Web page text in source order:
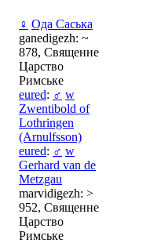
♀ Ода Саська
ganedigezh: ~
878, Священне
Царство
Римське
eured: ♂ w
Zwentibold of
Lothringen
(Arnulfsson)
eured: ♂ w
Gerhard van de
Metzgau
marvidigezh: >
952, Священне
Царство
Римське